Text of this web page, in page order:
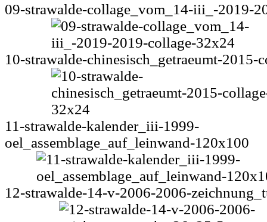
09-strawalde-collage_vom_14-iii_-2019-
10-strawalde-chinesisch_getraeumt-2015-
11-strawalde-kalender_iii-1999-
oel_assemblage_auf_leinwand-120x100
12-strawalde-14-v-2006-2006-